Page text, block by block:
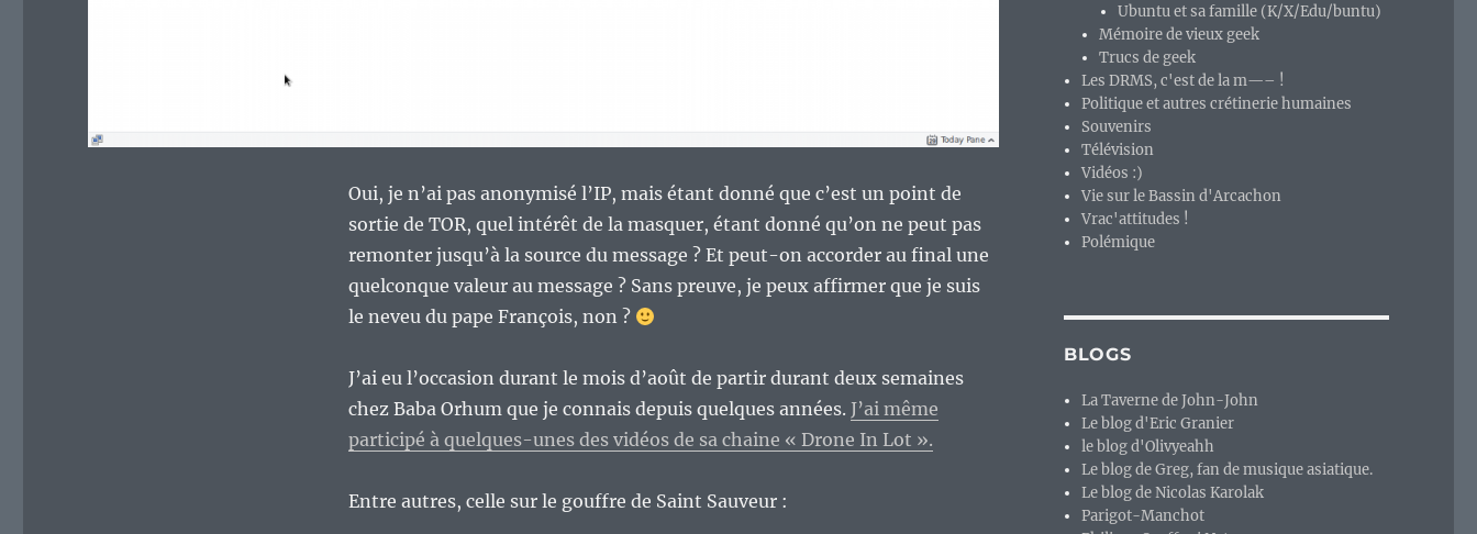
Oui, je n’ai pas anonymisé l’IP, mais étant donné que c’est un point de
sortie de TOR, quel intérêt de la masquer, étant donné qu’on ne peut pas
remonter jusqu’à la source du message ? Et peut-on accorder au final une
quelconque valeur au message ? Sans preuve, je peux affirmer que je suis
le neveu du pape François, non ?
J’ai eu l’occasion durant le mois d’août de partir durant deux semaines
chez Baba Orhum que je connais depuis quelques années. J’ai même
participé à quelques-unes des vidéos de sa chaine « Drone In Lot ».
Entre autres, celle sur le gouffre de Saint Sauveur :
Ubuntu et sa famille (K/X/Edu/buntu)
Mémoire de vieux geek
Trucs de geek
Les DRMS, c'est de la m—– !
Politique et autres crétinerie humaines
Souvenirs
Télévision
Vidéos :)
Vie sur le Bassin d'Arcachon
Vrac'attitudes !
Polémique
BLOGS
La Taverne de John-John
Le blog d'Eric Granier
le blog d'Olivyeahh
Le blog de Greg, fan de musique asiatique.
Le blog de Nicolas Karolak
Parigot-Manchot